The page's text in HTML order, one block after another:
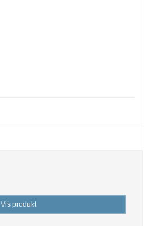
Vis produkt